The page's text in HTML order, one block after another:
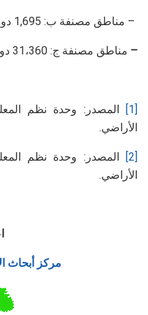
– مناطق مصنفة ب: 1,695 دونماً.
– مناطق مصنفة ج: 31،360 دونم.
المصدر: وحدة نظم
الأراضي.
المصدر: وحدة نظم
الأراضي.
مركز أبحاث